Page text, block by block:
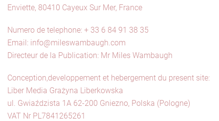
Enviette, 80410 Cayeux Sur Mer, France
Numero de telephone: + 33 6 84 91 38 35
Email: info@mileswambaugh.com
Directeur de la Publication: Mr Miles Wambaugh
Conception,developpement et hebergement du present site:
Liber Media Grażyna Liberkowska
ul. Gwiaździsta 1A 62-200 Gniezno, Polska (Pologne)
VAT Nr PL7841265261